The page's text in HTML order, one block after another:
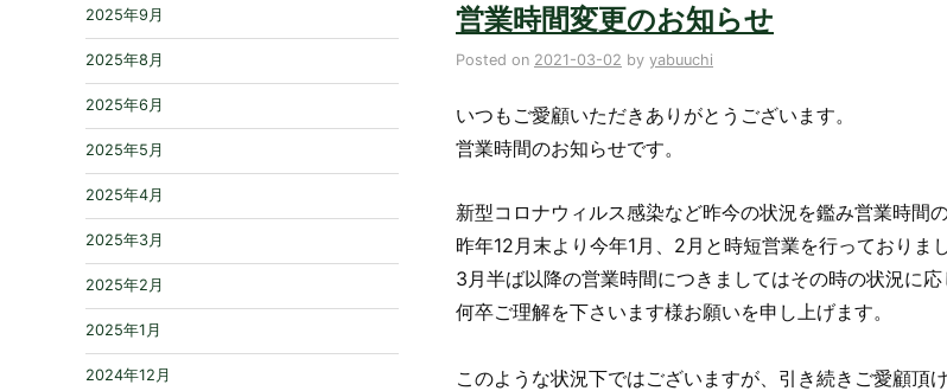
営業時間変更のお知らせ
Posted on 2021-03-02 by yabuuchi
いつもご愛顧いただきありがとうございます。
営業時間のお知らせです。
新型コロナウィルス感染など昨今の状況を鑑み営業時間
昨年12月末より今年1月、2月と時短営業を行っておりま
3月半ば以降の営業時間につきましてはその時の状況に応
何卒ご理解を下さいます様お願いを申し上げます。
このような状況下ではございますが、引き続きご愛顧頂
2025年9月
2025年8月
2025年6月
2025年5月
2025年4月
2025年3月
2025年2月
2025年1月
2024年12月